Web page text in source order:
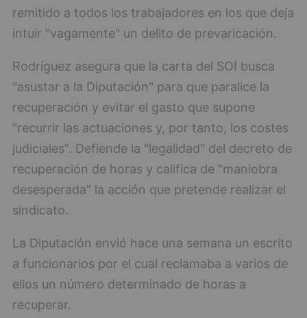
remitido a todos los trabajadores en los que deja
intuir "vagamente" un delito de prevaricación.
Rodríguez asegura que la carta del SOI busca
"asustar a la Diputación" para que paralice la
recuperación y evitar el gasto que supone
"recurrir las actuaciones y, por tanto, los costes
judiciales". Defiende la "legalidad" del decreto de
recuperación de horas y califica de "maniobra
desesperada" la acción que pretende realizar el
sindicato.
La Diputación envió hace una semana un escrito
a funcionarios por el cual reclamaba a varios de
ellos un número determinado de horas a
recuperar.